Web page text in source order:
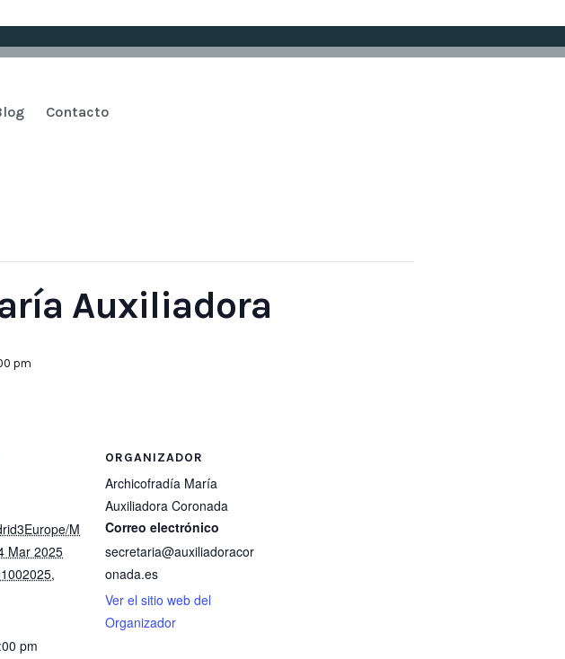
Contacto
Auxiliadora
pm
M
Mar 2025
pm
ORGANIZADOR
Archicofradía María
Auxiliadora Coronada
Correo electrónico
secretaria@auxiliadoracor
onada.es
Ver el sitio web del
Organizador